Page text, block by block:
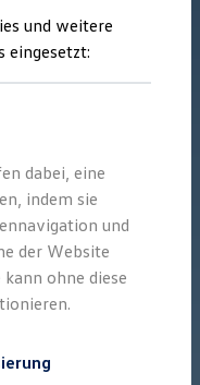
Volkswagen
und weitere
eingesetzt:
dabei, eine
indem sie
und
der Website
ohne diese